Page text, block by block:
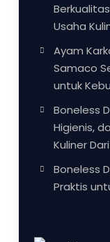
Usaha
Ayam
Samaco
untuk
Boneless
Higienis,
Kuliner
Boneless
Praktis